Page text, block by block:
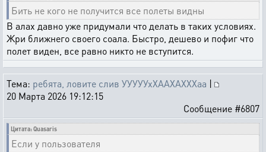
Бить не кого не получится все полеты видны
В алах давно уже придумали что делать в таких условиях.
Жри ближнего своего соала. Быстро, дешево и пофиг что
полет виден, все равно никто не вступится.
Тема: ребята, ловите слив УУУУУхХААХАХХХаа |
20 Марта 2026 19:12:15
Сообщение #6807
Цитата: Quasaris
Если у пользователя